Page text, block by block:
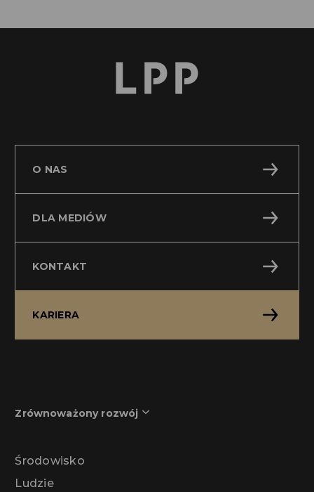
O NAS
DLA MEDIÓW
KONTAKT
KARIERA
Zrównoważony rozwój
Środowisko
Ludzie